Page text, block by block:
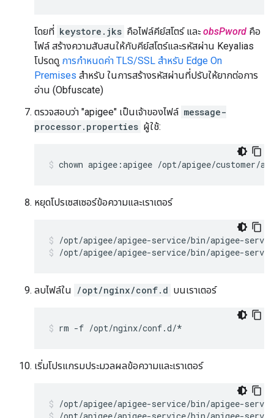
โดยที่ keystore.jks คือไฟล์คีย์สโตร์ และobsPword คือ
ไฟล์ สร้างความสับสนให้กับคีย์สโตร์และรหัสผ่าน Keyalias
โปรดดู การกำหนดค่า TLS/SSL สำหรับ Edge On
Premises สำหรับ ในการสร้างรหัสผ่านที่ปรับให้ยากต่อการ
อ่าน (Obfuscate)
ตรวจสอบว่า "apigee" เป็นเจ้าของไฟล์ message-
processor.properties ผู้ใช้:
chown apigee:apigee /opt/apigee/customer/
หยุดโปรเซสเซอร์ข้อความและเราเตอร์
/opt/apigee/apigee-service/bin/apigee-
ลบไฟล์ใน /opt/nginx/conf.d บนเราเตอร์
rm -f /opt/nginx/conf.d/*
เริ่มโปรแกรมประมวลผลข้อความและเราเตอร์